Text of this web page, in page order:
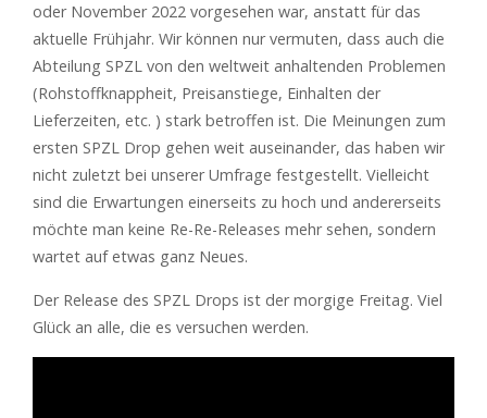
oder November 2022 vorgesehen war, anstatt für das
aktuelle Frühjahr. Wir können nur vermuten, dass auch die
Abteilung SPZL von den weltweit anhaltenden Problemen
(Rohstoffknappheit, Preisanstiege, Einhalten der
Lieferzeiten, etc. ) stark betroffen ist. Die Meinungen zum
ersten SPZL Drop gehen weit auseinander, das haben wir
nicht zuletzt bei unserer Umfrage festgestellt. Vielleicht
sind die Erwartungen einerseits zu hoch und andererseits
möchte man keine Re-Re-Releases mehr sehen, sondern
wartet auf etwas ganz Neues.
Der Release des SPZL Drops ist der morgige Freitag. Viel
Glück an alle, die es versuchen werden.